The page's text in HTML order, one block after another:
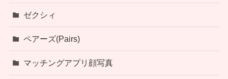
ゼクシィ
ペアーズ(Pairs)
マッチングアプリ顔写真